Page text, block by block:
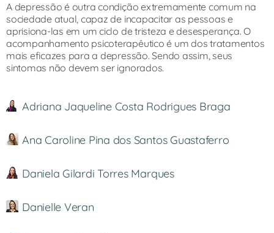
A depressão é outra condição extremamente comum na
sociedade atual, capaz de incapacitar as pessoas e
aprisiona-las em um ciclo de tristeza e desesperança. O
acompanhamento psicoterapêutico é um dos tratamentos
mais eficazes para a depressão. Sendo assim, seus
sintomas não devem ser ignorados.
Adriana Jaqueline Costa Rodrigues Braga
Ana Caroline Pina dos Santos Guastaferro
Daniela Gilardi Torres Marques
Danielle Veran